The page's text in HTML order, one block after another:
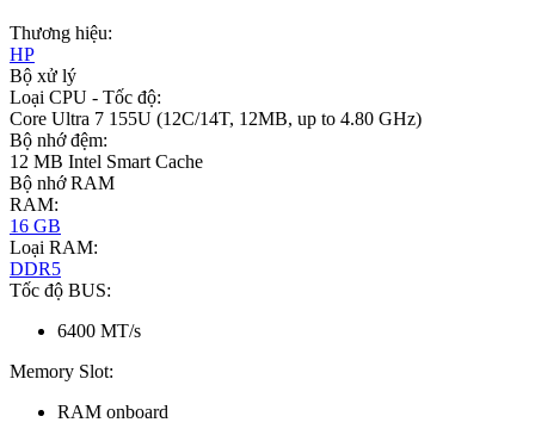
Thương hiệu:
HP
Bộ xử lý
Loại CPU - Tốc độ:
Core Ultra 7 155U (12C/14T, 12MB, up to 4.80 GHz)
Bộ nhớ đệm:
12 MB Intel Smart Cache
Bộ nhớ RAM
RAM:
16 GB
Loại RAM:
DDR5
Tốc độ BUS:
6400 MT/s
Memory Slot:
RAM onboard